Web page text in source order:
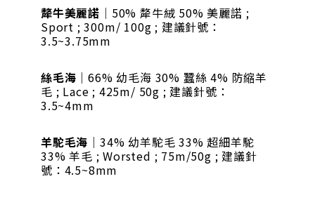
犛牛美麗諾 ｜50% 犛牛絨 50% 美麗諾 ;
Sport ; 300m/ 100g ; 建議針號：
3.5~3.75mm
絲毛海 ｜66% 幼毛海 30% 蠶絲 4% 防縮羊
毛 ; Lace ; 425m/ 50g ; 建議針號：
3.5~4mm
羊駝毛海 ｜34% 幼羊駝毛 33% 超細羊駝
33% 羊毛 ; Worsted ; 75m/50g ; 建議針
號：4.5~8mm